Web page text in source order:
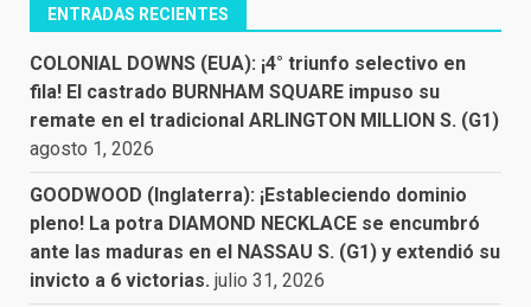
ENTRADAS RECIENTES
COLONIAL DOWNS (EUA): ¡4° triunfo selectivo en
fila! El castrado BURNHAM SQUARE impuso su
remate en el tradicional ARLINGTON MILLION S. (G1)
agosto 1, 2026
GOODWOOD (Inglaterra): ¡Estableciendo dominio
pleno! La potra DIAMOND NECKLACE se encumbró
ante las maduras en el NASSAU S. (G1) y extendió su
invicto a 6 victorias. julio 31, 2026